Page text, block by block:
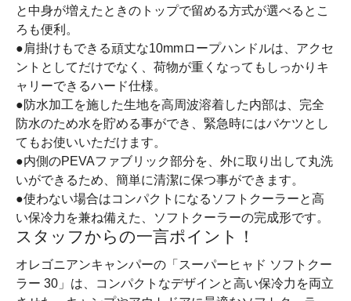
と中身が増えたときのトップで留める方式が選べるとこ
ろも便利。
●肩掛けもできる頑丈な10mmロープハンドルは、アクセ
ントとしてだけでなく、荷物が重くなってもしっかりキ
ャリーできるハード仕様。
●防水加工を施した生地を高周波溶着した内部は、完全
防水のため水を貯める事ができ、緊急時にはバケツとし
てもお使いいただけます。
●内側のPEVAファブリック部分を、外に取り出して丸洗
いができるため、簡単に清潔に保つ事ができます。
●使わない場合はコンパクトになるソフトクーラーと高
い保冷力を兼ね備えた、ソフトクーラーの完成形です。
スタッフからの一言ポイント！
オレゴニアンキャンパーの「スーパーヒャド ソフトクー
ラー 30」は、コンパクトなデザインと高い保冷力を両立